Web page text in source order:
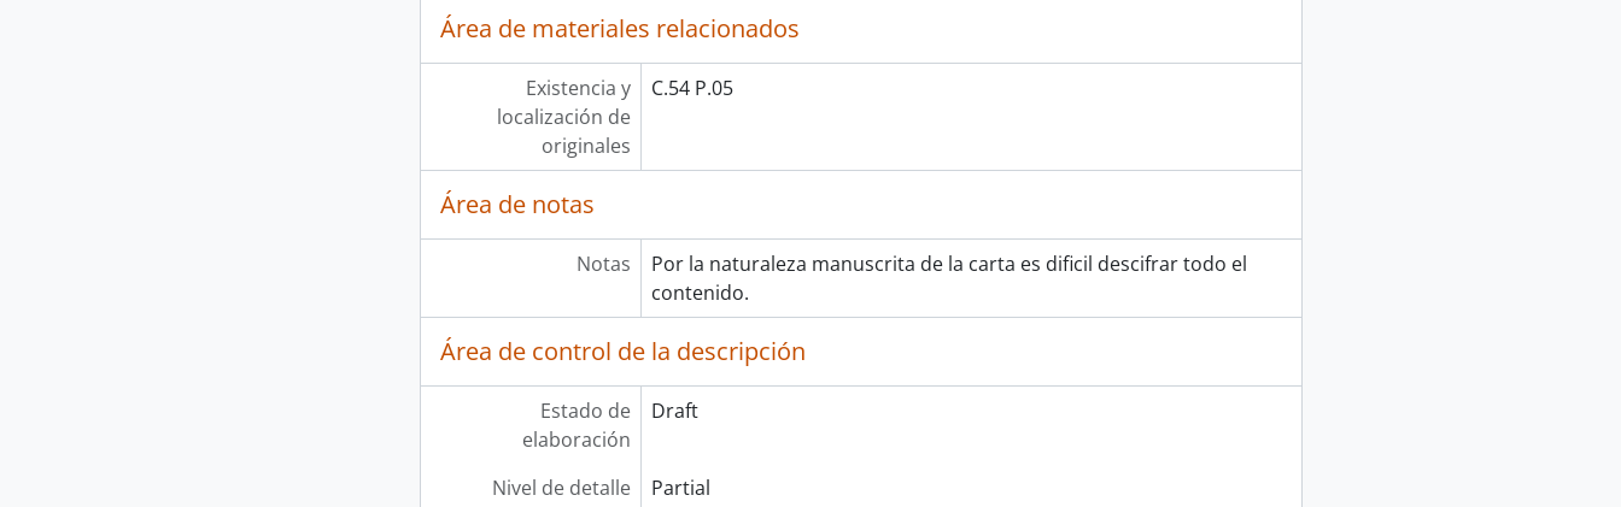
Área de materiales relacionados
Existencia y
localización de
originales
C.54 P.05
Área de notas
Notas
Por la naturaleza manuscrita de la carta es dificil descifrar todo el
contenido.
Área de control de la descripción
Estado de
elaboración
Draft
Nivel de detalle Partial